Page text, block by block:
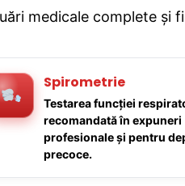
medicale complete și
Spirometrie
Testarea funcției
recomandată în expuneri
profesionale și pentru
precoce.